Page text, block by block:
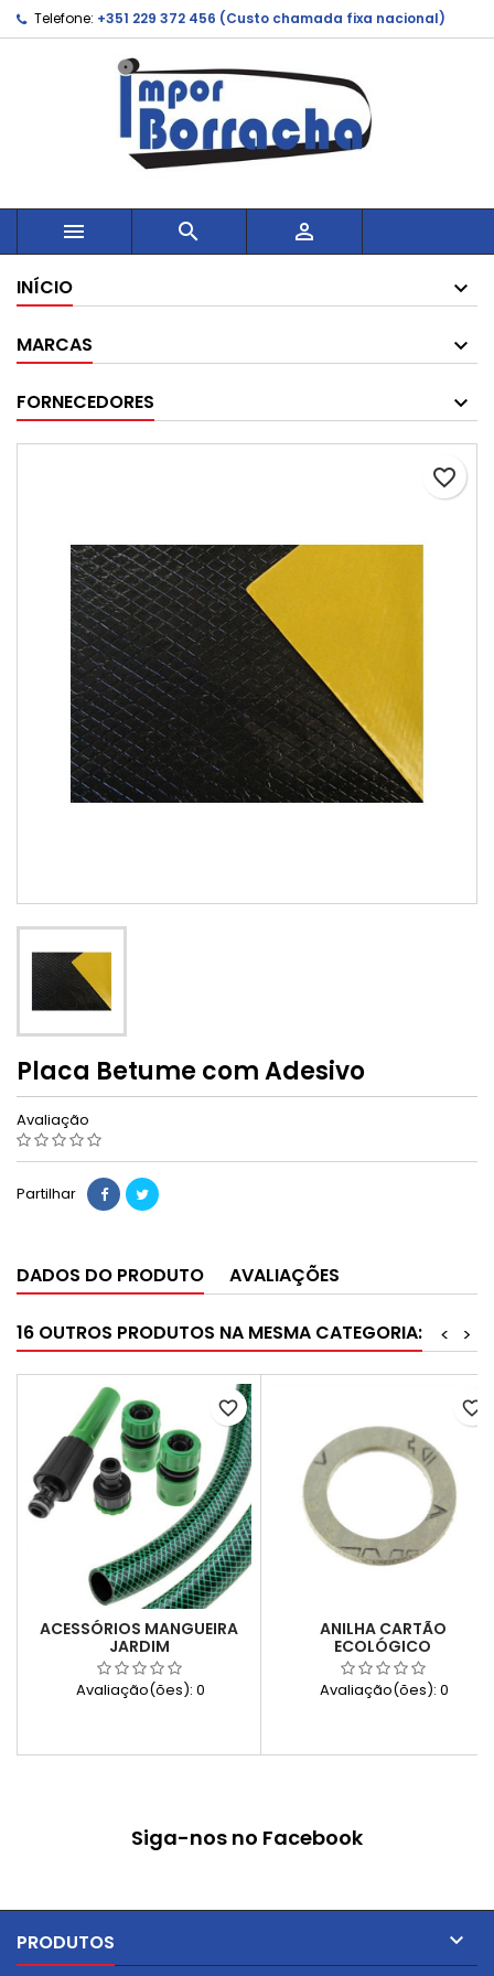
Telefone: +351 229 372 456 (Custo chamada fixa nacional)
  
INÍCIO
MARCAS
FORNECEDORES
favorite_border
Placa Betume com Adesivo
Avaliação
Partilhar
DADOS DO PRODUTO AVALIAÇÕES
16 OUTROS PRODUTOS NA MESMA CATEGORIA: >
<
ACESSÓRIOS MANGUEIRA
JARDIM
Avaliação(ões): 0
favorite_border
ANILHA CARTÃO
ECOLÓGICO
Avaliação(ões): 0
favorite_border
Siga-nos no Facebook
PRODUTOS 